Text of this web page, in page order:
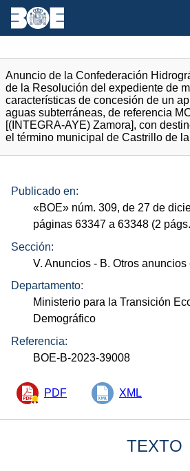
Anuncio de la Confederación
de la Resolución del expediente de
características de concesión de un
aguas subterráneas, de referencia
[(INTEGRA-AYE) Zamora], con
el término municipal de Castrillo de
Publicado en:
«BOE» núm. 309, de 27 de
páginas 63347 a 63348 (2 págs.
Sección:
V. Anuncios - B. Otros
Departamento:
Ministerio para la Transición
Demográfico
Referencia:
BOE-B-2023-39008
PDF XML
TEXTO